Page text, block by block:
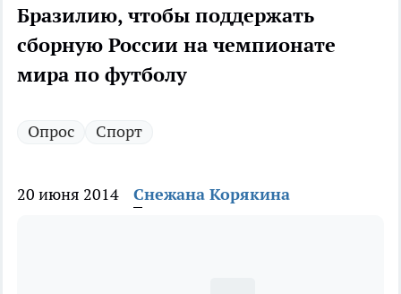
Бразилию, чтобы поддержать
сборную России на чемпионате
мира по футболу
Опрос Спорт
20 июня 2014 Снежана Корякина